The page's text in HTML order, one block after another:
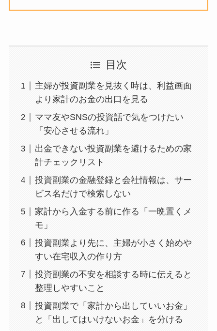
目次
主婦が投資副業を見抜く時は、利益画面
より家計のお金の出口を見る
ママ友やSNSの投資話で気をつけたい
「安心させる流れ」
出金できない投資副業を避けるための家
計チェックリスト
投資副業の金融登録と会社情報は、サー
ビス名だけで検索しない
家計から入金する前に作る「一晩置くメ
モ」
投資副業より先に、主婦が小さく始めや
すい在宅収入の作り方
投資副業の不安を相談する時に伝えると
整理しやすいこと
投資副業で「家計から出していいお金」
と「出してはいけないお金」を分ける